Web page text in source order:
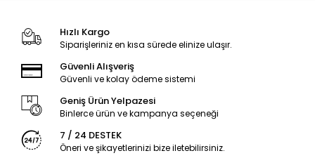
Hızlı Kargo
Siparişleriniz en kısa sürede elinize ulaşır.
Güvenli Alışveriş
Güvenli ve kolay ödeme sistemi
Geniş Ürün Yelpazesi
Binlerce ürün ve kampanya seçeneği
7 / 24 DESTEK
Öneri ve şikayetlerinizi bize iletebilirsiniz.